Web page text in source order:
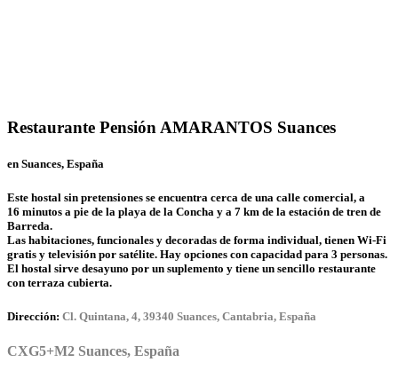
Restaurante Pensión AMARANTOS Suances
en Suances, España
Este hostal sin pretensiones se encuentra cerca de una calle comercial, a
16 minutos a pie de la playa de la Concha y a 7 km de la estación de tren de
Barreda.
Las habitaciones, funcionales y decoradas de forma individual, tienen Wi‑Fi
gratis y televisión por satélite. Hay opciones con capacidad para 3 personas.
El hostal sirve desayuno por un suplemento y tiene un sencillo restaurante
con terraza cubierta.
Dirección: Cl. Quintana, 4, 39340 Suances, Cantabria, España
CXG5+M2 Suances, España